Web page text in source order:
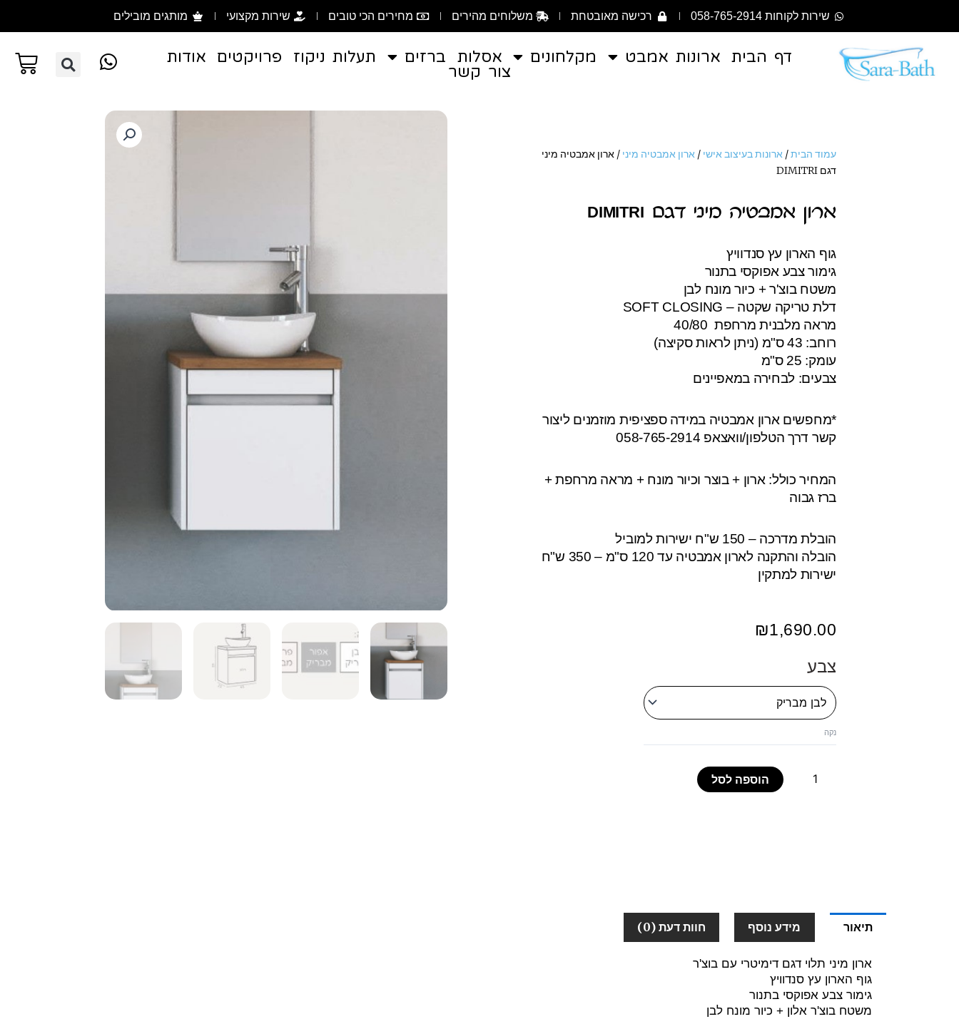
שירות לקוחות 058-765-2914 רכישה מאובטחת משלוחים מהירים מחירים הכי טובים שירות מקצועי מותגים מובילים
דף הבית ארונות אמבט מקלחונים אסלות ברזים תעלות ניקוז פרויקטים
אודות
צור קשר
עמוד הבית/ ארונות בעיצוב אישי / ארון אמבטיה מיני / ארון אמבטיה מיני
דגם DIMITRI
ארון אמבטיה מיני דגם DIMITRI
גוף הארון עץ סנדוויץ
גימור צבע אפוקסי בתנור
משטח בוצ'ר + כיור מונח לבן
דלת טריקה שקטה – SOFT CLOSING
מראה מלבנית מרחפת 40/80
רוחב: 43 ס"מ (ניתן לראות סקיצה)
עומק: 25 ס"מ
צבעים: לבחירה במאפיינים
*מחפשים ארון אמבטיה במידה ספציפית מוזמנים ליצור
קשר דרך הטלפון/וואצאפ 058-765-2914
המחיר כולל: ארון + בוצר וכיור מונח + מראה מרחפת +
ברז גבוה
הובלת מדרכה – 150 ש"ח ישירות למוביל
הובלה והתקנה לארון אמבטיה עד 120 ס"מ – 350 ש"ח
ישירות למתקין
₪1,690.00
צבע
נקה
הוספה לסל
תיאור מידע נוסף חוות דעת (0)
ארון מיני תלוי דגם דימיטרי עם בוצ'ר
גוף הארון עץ סנדוויץ
גימור צבע אפוקסי בתנור
משטח בוצ'ר אלון + כיור מונח לבן